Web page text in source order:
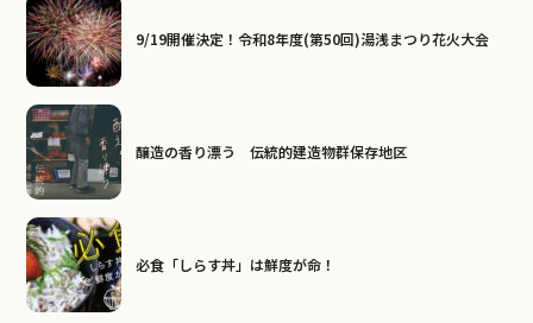
9/19開催決定！令和8年度(第50回)湯浅まつり花火大会
醸造の香り漂う 伝統的建造物群保存地区
必食「しらす丼」は鮮度が命！